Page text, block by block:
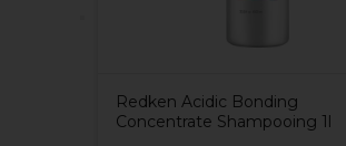
Redken Acidic Bonding
Concentrate Shampooing 1l